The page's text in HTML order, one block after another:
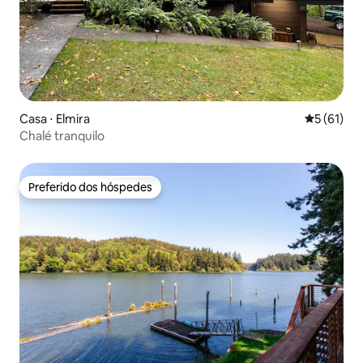
Casa ⋅ Elmira 5 de uma
5 (61)
Chalé tranquilo
Preferido dos hóspedes
Preferido dos hóspedes